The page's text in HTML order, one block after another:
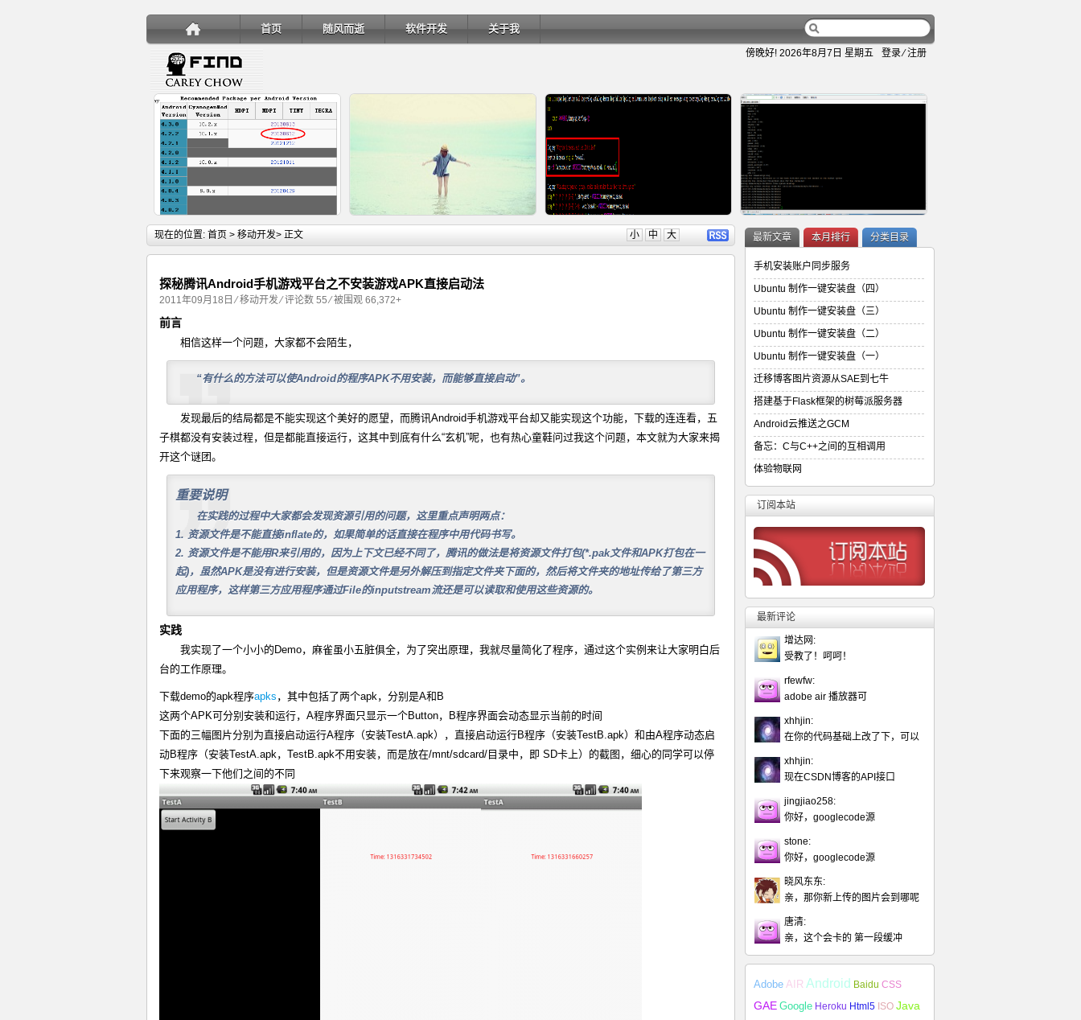
首页 随风而逝 软件开发 关于我
登录⁄注册
傍晚好! 2026年8月7日 星期五
详细内容 详细内容 详细内容
Ubuntu 制作一键安装盘（二）
现在的位置: 首页 > 移动开发> 正文 小 中 大
探秘腾讯Android手机游戏平台之不安装游戏APK直接启动法
2011年09月18日 ⁄移动开发 ⁄评论数 55⁄ 被围观 66,372+
前言
相信这样一个问题，大家都不会陌生，
“有什么的方法可以使Android的程序APK不用安装，而能够直接启动”。
发现最后的结局都是不能实现这个美好的愿望，而腾讯Android手机游戏平台却又能实现这个功能，下载的连连看，五
子棋都没有安装过程，但是都能直接运行，这其中到底有什么“玄机”呢，也有热心童鞋问过我这个问题，本文就为大家来揭
开这个谜团。
重要说明
在实践的过程中大家都会发现资源引用的问题，这里重点声明两点：
1. 资源文件是不能直接inflate的，如果简单的话直接在程序中用代码书写。
2. 资源文件是不能用R来引用的，因为上下文已经不同了，腾讯的做法是将资源文件打包(*.pak文件和APK打包在一
起)，虽然APK是没有进行安装，但是资源文件是另外解压到指定文件夹下面的，然后将文件夹的地址传给了第三方
应用程序，这样第三方应用程序通过File的inputstream流还是可以读取和使用这些资源的。
实践
我实现了一个小小的Demo，麻雀虽小五脏俱全，为了突出原理，我就尽量简化了程序，通过这个实例来让大家明白后
台的工作原理。
下载demo的apk程序apks ，其中包括了两个apk，分别是A和B
这两个APK可分别安装和运行，A程序界面只显示一个Button，B程序界面会动态显示当前的时间
下面的三幅图片分别为直接启动运行A程序（安装TestA.apk），直接启动运行B程序（安装TestB.apk）和由A程序动态启
动B程序（安装TestA.apk，TestB.apk不用安装，而是放在/mnt/sdcard/目录中，即 SD卡上）的截图，细心的同学可以停
下来观察一下他们之间的不同
最新文章 本月排行 分类目录
手机安装账户同步服务
Ubuntu 制作一键安装盘（四）
Ubuntu 制作一键安装盘（三）
Ubuntu 制作一键安装盘（二）
Ubuntu 制作一键安装盘（一）
迁移博客图片资源从SAE到七牛
搭建基于Flask框架的树莓派服务器
Android云推送之GCM
备忘：C与C++之间的互相调用
体验物联网
订阅本站
最新评论
增达网:
受教了！呵呵！
rfewfw:
adobe air 播放器可
xhhjin:
在你的代码基础上改了下，可以
xhhjin:
现在CSDN博客的API接口
jingjiao258:
你好，googlecode源
stone:
你好，googlecode源
晓风东东:
亲，那你新上传的图片会到哪呢
唐清:
亲，这个会卡的 第一段缓冲
Adobe AIR Android Baidu CSS
GAE Google Heroku Html5 ISO Java